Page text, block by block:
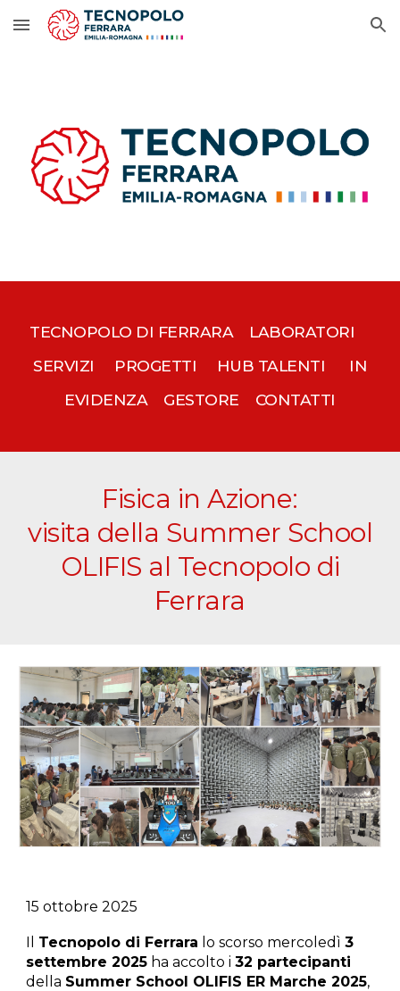
Skip to main content Skip to navigation
TECNOPOLO DI FERRARA
LABORATORI
SERVIZI
PROGETTI HUB TALENTI
IN
EVIDENZA
GESTORE CONTATTI
Fisica in Azione:
visita della Summer School
OLIFIS al Tecnopolo di
Ferrara
15 ottobre 2025
Il Tecnopolo di Ferrara lo scorso mercoledì3
settembre 2025 ha accolto i32 partecipanti
della Summer School OLIFIS ER Marche 2025,